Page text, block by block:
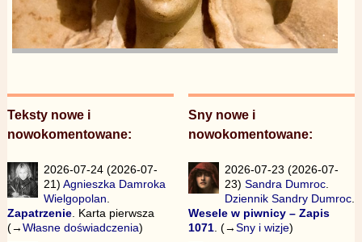
Teksty nowe i
nowokomentowane:
2026-07-24 (2026-07-
21)Agnieszka Damroka
Wielgopolan.
Zapatrzenie. Karta pierwsza
(→Własne doświadczenia)
Sny nowe i
nowokomentowane:
2026-07-23 (2026-07-
23)Sandra Dumroc.
Dziennik Sandry Dumroc.
Wesele w piwnicy – Zapis
1071. (→Sny i wizje)